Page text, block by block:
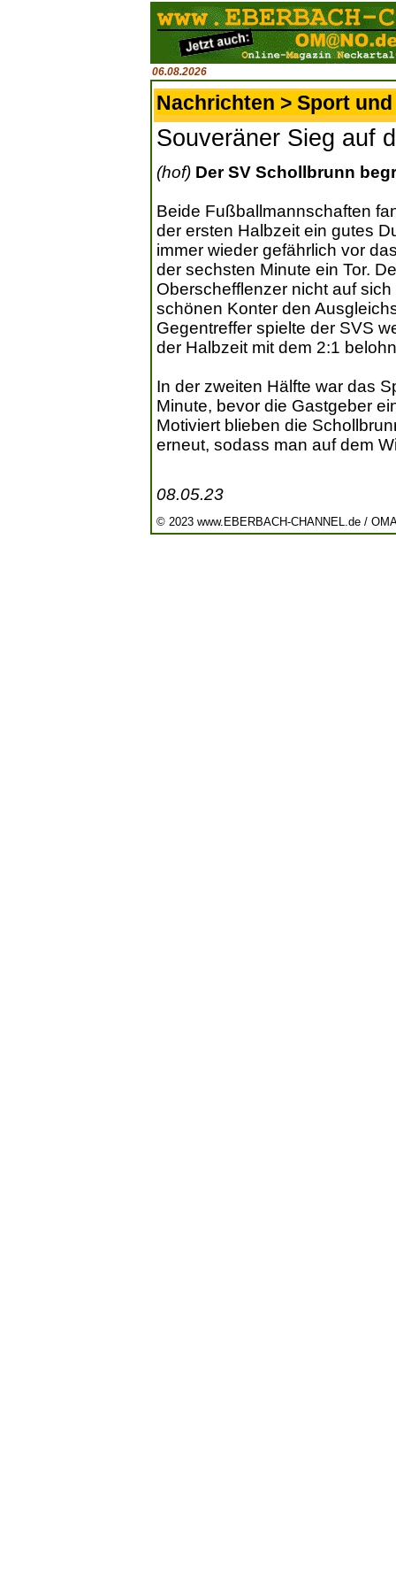
06.08.2026
Nachrichten > Sport
Souveräner Sieg auf
(hof) Der SV Schollbrunn
Beide Fußballmannschaften
der ersten Halbzeit ein gutes
immer wieder gefährlich vor
der sechsten Minute ein Tor.
Oberschefflenzer nicht auf
schönen Konter den
Gegentreffer spielte der SVS
der Halbzeit mit dem 2:1
In der zweiten Hälfte war das
Minute, bevor die Gastgeber
Motiviert blieben die
erneut, sodass man auf dem
08.05.23
© 2023 www.EBERBACH-CHANNEL.de /